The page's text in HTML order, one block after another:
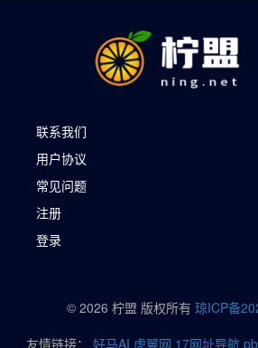
联系我们
用户协议
常见问题
注册
登录
© 2026 柠盟 版权所有 琼ICP备
友情链接： 好马AI 虎翼网 17网址导航